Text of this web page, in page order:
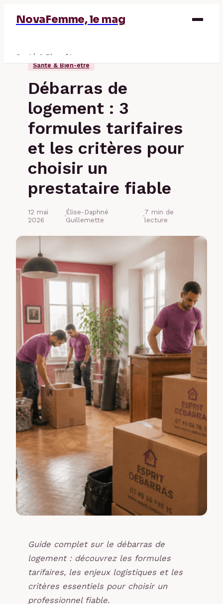
NovaFemme, le mag
Santé & Bien-être
Santé & Bien-être
Débarras de
logement : 3
formules tarifaires
et les critères pour
choisir un
prestataire fiable
12 mai
2026
·Élise-Daphné
Guillemette
·7 min de
lecture
Guide complet sur le débarras de
logement : découvrez les formules
tarifaires, les enjeux logistiques et les
critères essentiels pour choisir un
professionnel fiable.